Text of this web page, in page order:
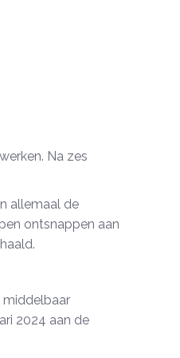
Na zes
allemaal de
ontsnappen aan
middelbaar
2024 aan de